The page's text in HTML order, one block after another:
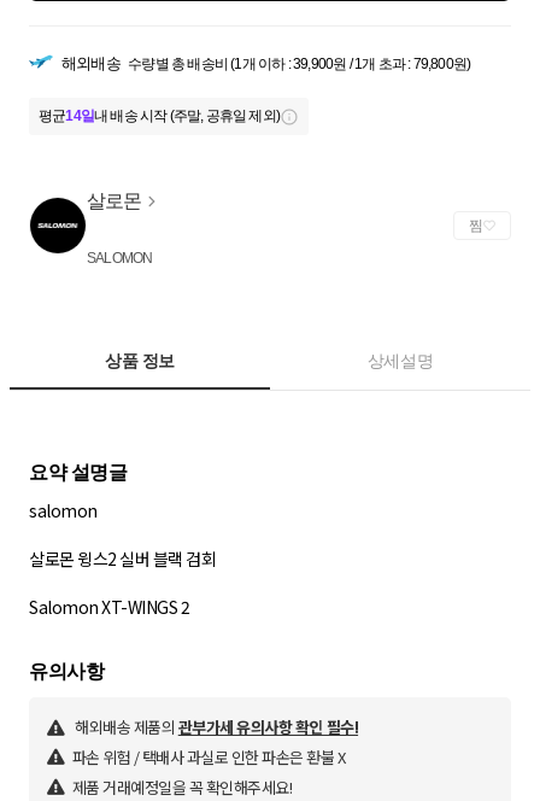
해외배송 수량별 총 배송비 (1개 이하 : 39,900원 / 1개 초과 : 79,800원)
평균14일내 배송 시작 (주말, 공휴일 제외)
살로몬
SALOMON
찜
상품 정보 상세설명
요약 설명글
salomon
살로몬 윙스2 실버 블랙 검회
Salomon XT-WINGS 2
유의사항
해외배송 제품의 관부가세 유의사항 확인 필수!
파손 위험 / 택배사 과실로 인한 파손은 환불 X
제품 거래예정일을 꼭 확인해주세요!